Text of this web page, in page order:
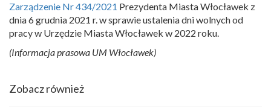
Zarządzenie Nr 434/2021 Prezydenta Miasta Włocławek z
dnia 6 grudnia 2021 r. w sprawie ustalenia dni wolnych od
pracy w Urzędzie Miasta Włocławek w 2022 roku.
(Informacja prasowa UM Włocławek)
Zobacz również